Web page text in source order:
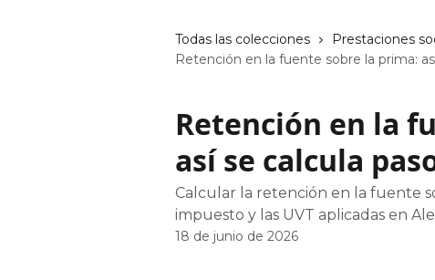
Todas las colecciones Prestaciones
Retención en la fuente sobre la prima:
Retención en la
así se calcula
Calcular la retención en la fuente
impuesto y las UVT aplicadas en
18 de junio de 2026